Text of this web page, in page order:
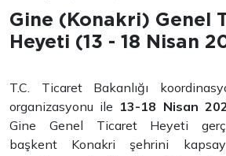
Gine (Konakri) Genel
Heyeti (13 - 18 Nisan
T.C. Ticaret Bakanlığı
organizasyonu ile 13-18 Nisan
Gine Genel Ticaret Heyeti
başkent Konakri şehrini